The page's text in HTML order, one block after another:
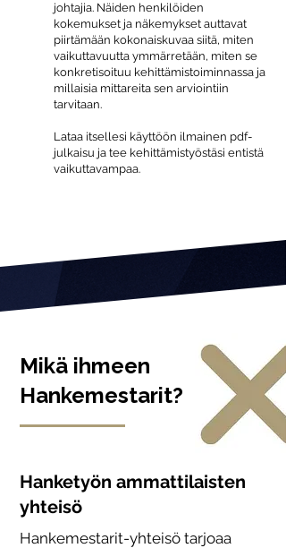
johtajia. Näiden henkilöiden
kokemukset ja näkemykset auttavat
piirtämään kokonaiskuvaa siitä, miten
vaikuttavuutta ymmärretään, miten se
konkretisoituu kehittämistoiminnassa ja
millaisia mittareita sen arviointiin
tarvitaan.
Lataa itsellesi käyttöön ilmainen pdf-
julkaisu ja tee kehittämistyöstäsi entistä
vaikuttavampaa.
Mikä ihmeen
Hankemestarit?
Hanketyön ammattilaisten
yhteisö
Hankemestarit-yhteisö tarjoaa